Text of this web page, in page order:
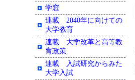
学窓
連載 2040年に向けての
大学教育
連載 大学改革と高等教
育政策
連載 入試研究からみた
大学入試